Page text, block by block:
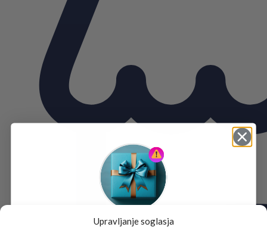
Upravljanje soglasja